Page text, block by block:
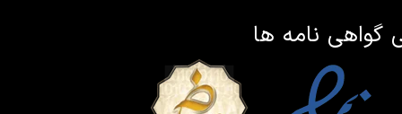
گواهی نامه ها